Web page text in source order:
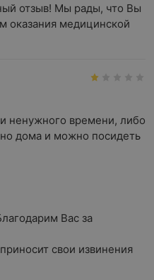
отзыв! Мы рады, что Вы
оказания медицинской
ненужного времени, либо
дома и можно посидеть
Вас за
свои извинения